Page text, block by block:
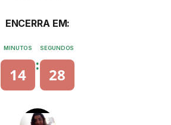
ENCERRA EM:
MINUTOS
14
:
SEGUNDOS
27